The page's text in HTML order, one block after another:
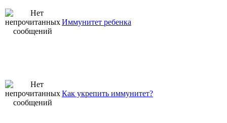
Иммунитет ребенка
Как укрепить иммунитет?